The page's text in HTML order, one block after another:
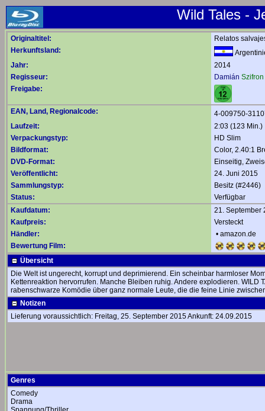
Wild Tales -
Originaltitel:
Relatos
Herkunftsland:
Jahr:
2014
Regisseur:
Damián Szifron
Freigabe:
EAN, Land, Regionalcode:
4-009750-
Laufzeit:
2:03 (123 Min.)
Verpackungstyp:
HD Slim
Bildformat:
Color, 2.40:1
DVD-Format:
Einseitig,
Veröffentlicht:
24. Juni 2015
Sammlungstyp:
Besitz (#2446)
Status:
Verfügbar
Kaufdatum:
21. September
Kaufpreis:
Versteckt
Händler:
• amazon.de
Bewertung Film:
Übersicht
Die Welt ist ungerecht, korrupt und deprimierend. Ein scheinbar harmloser
Kettenreaktion hervorrufen. Manche Bleiben ruhig. Andere explodieren. WILD
rabenschwarze Komödie über ganz normale Leute, die die feine Linie
Notizen
Lieferung voraussichtlich: Freitag, 25. September 2015 Ankunft: 24.09.2015
Genres
Comedy
Drama